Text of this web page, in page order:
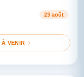
23 août
VENIR